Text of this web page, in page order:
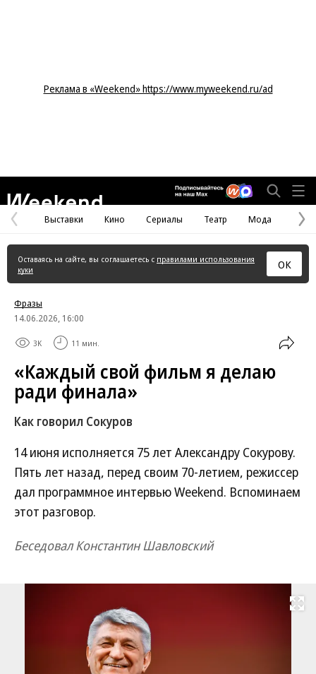
Реклама в «Weekend» https://www.myweekend.ru/ad
Предыдущая
страница
Выставки Кино Сериалы Театр Мода
Оставаясь на сайте, вы соглашаетесь с правилами использования
куки
ОК
Фразы
14.06.2026, 16:00
3K 11 мин.
«Каждый свой фильм я делаю
ради финала»
Как говорил Сокуров
14 июня исполняется 75 лет Александру Сокурову.
Пять лет назад, перед своим 70-летием, режиссер
дал программное интервью Weekend. Вспоминаем
этот разговор.
Беседовал Константин Шавловский
Развернуть